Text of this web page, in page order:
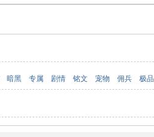
暗黑 专属 剧情 铭文 宠物 佣兵 极品